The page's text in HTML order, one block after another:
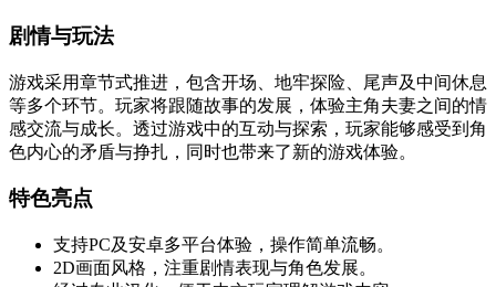
剧情与玩法
游戏采用章节式推进，包含开场、地牢探险、尾声及中间休息
等多个环节。玩家将跟随故事的发展，体验主角夫妻之间的情
感交流与成长。透过游戏中的互动与探索，玩家能够感受到角
色内心的矛盾与挣扎，同时也带来了新的游戏体验。
特色亮点
支持PC及安卓多平台体验，操作简单流畅。
2D画面风格，注重剧情表现与角色发展。